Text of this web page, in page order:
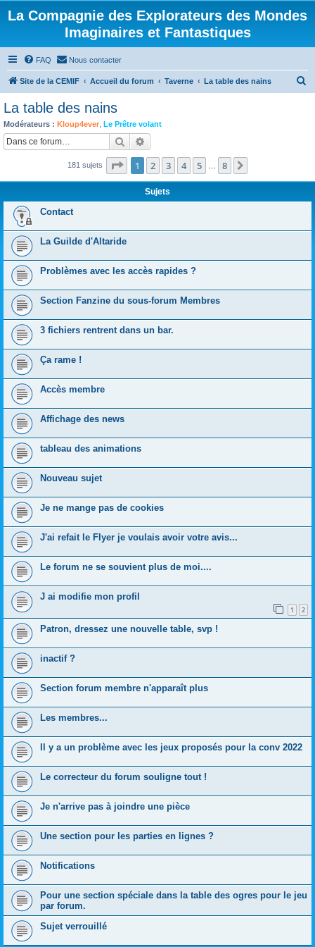
La Compagnie des Explorateurs des Mondes
Imaginaires et Fantastiques
FAQ Nous contacter
Site de la CEMIF Accueil du forum Taverne La table des nains
c
r
La table des nains
Modérateurs : Kloup4ever Le Prêtre volant
Rechercher
181 sujets Page 1sur8
1 2 3 4 5 8
Sujets
Contact
La Guilde d'Altaride
Problèmes avec les accès rapides ?
Section Fanzine du sous-forum Membres
3 fichiers rentrent dans un bar.
Ça rame !
Accès membre
Affichage des news
tableau des animations
Nouveau sujet
Je ne mange pas de cookies
J'ai refait le Flyer je voulais avoir votre avis...
Le forum ne se souvient plus de moi....
J ai modifie mon profil
1 2
Patron, dressez une nouvelle table, svp !
inactif ?
Section forum membre n'apparaît plus
Les membres...
Il y a un problème avec les jeux proposés pour la conv 2022
Le correcteur du forum souligne tout !
Je n'arrive pas à joindre une pièce
Une section pour les parties en lignes ?
Notifications
Pour une section spéciale dans la table des ogres pour le jeu
par forum.
Sujet verrouillé